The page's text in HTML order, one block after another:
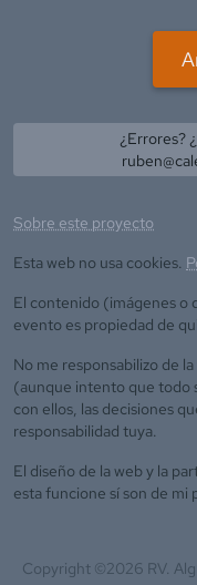
¿Errores?
Sobre este proyecto
Esta web no usa cookies.
El contenido (imágenes o
evento es propiedad de
No me responsabilizo de
(aunque intento que todo
con ellos, las decisiones
responsabilidad tuya.
El diseño de la web y la
esta funcione sí son de mi
Copyright ©2026 RV.